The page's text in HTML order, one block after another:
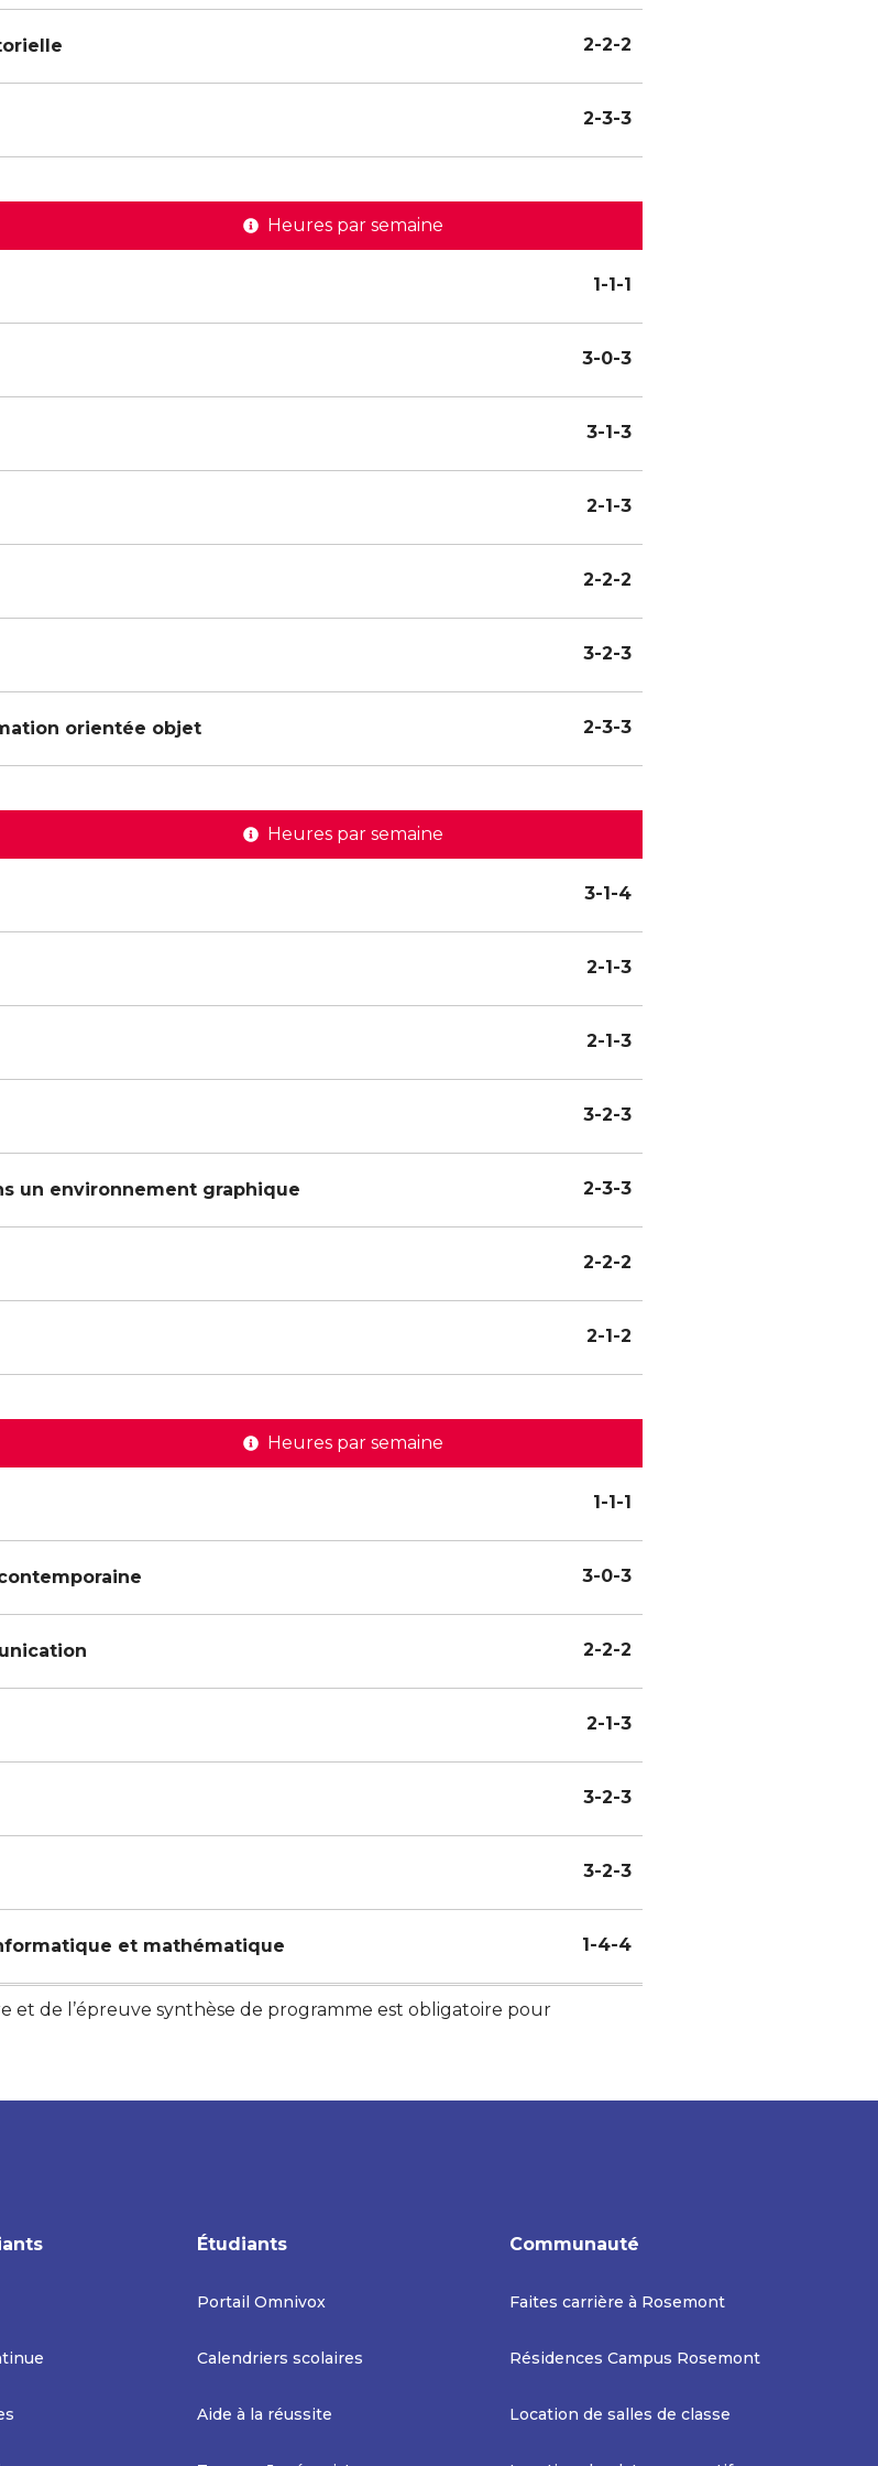
2-2-2
2-3-3
Heures par semaine
1-1-1
3-0-3
3-1-3
2-1-3
2-2-2
3-2-3
orientée objet 2-3-3
Heures par semaine
3-1-4
2-1-3
2-1-3
3-2-3
un environnement graphique 2-3-3
2-2-2
2-1-2
Heures par semaine
1-1-1
3-0-3
2-2-2
2-1-3
3-2-3
3-2-3
et mathématique 1-4-4
et de l’épreuve synthèse de programme est obligatoire pour
Étudiants
Portail Omnivox
Calendriers scolaires
Aide à la réussite
Communauté
Faites carrière à Rosemont
Résidences Campus Rosemont
Location de salles de classe